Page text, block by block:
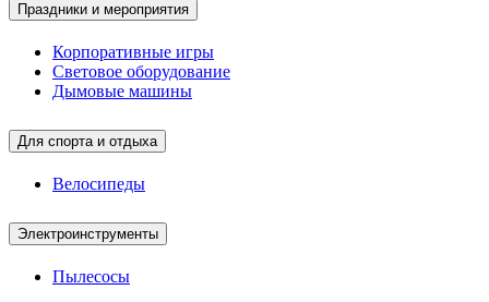
Праздники и мероприятия
Корпоративные игры
Световое оборудование
Дымовые машины
Для спорта и отдыха
Велосипеды
Электроинструменты
Пылесосы